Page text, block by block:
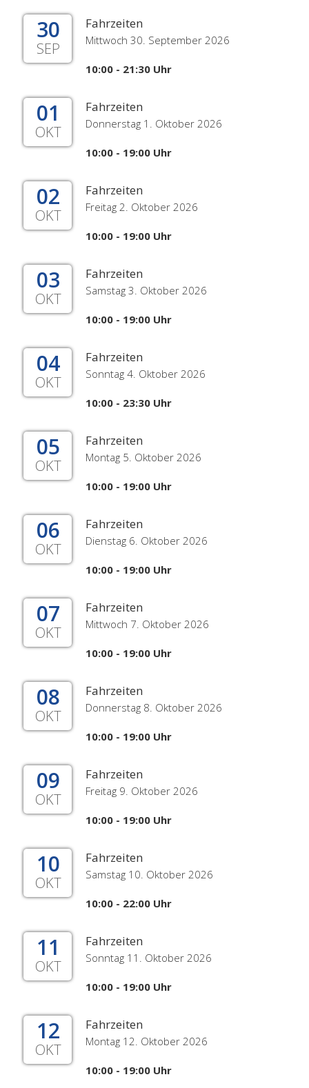
30
SEP
Fahrzeiten
Mittwoch 30. September 2026
10:00 - 21:30 Uhr
01
OKT
Fahrzeiten
Donnerstag 1. Oktober 2026
10:00 - 19:00 Uhr
02
OKT
Fahrzeiten
Freitag 2. Oktober 2026
10:00 - 19:00 Uhr
03
OKT
Fahrzeiten
Samstag 3. Oktober 2026
10:00 - 19:00 Uhr
04
OKT
Fahrzeiten
Sonntag 4. Oktober 2026
10:00 - 23:30 Uhr
05
OKT
Fahrzeiten
Montag 5. Oktober 2026
10:00 - 19:00 Uhr
06
OKT
Fahrzeiten
Dienstag 6. Oktober 2026
10:00 - 19:00 Uhr
07
OKT
Fahrzeiten
Mittwoch 7. Oktober 2026
10:00 - 19:00 Uhr
08
OKT
Fahrzeiten
Donnerstag 8. Oktober 2026
10:00 - 19:00 Uhr
09
OKT
Fahrzeiten
Freitag 9. Oktober 2026
10:00 - 19:00 Uhr
10
OKT
Fahrzeiten
Samstag 10. Oktober 2026
10:00 - 22:00 Uhr
11
OKT
Fahrzeiten
Sonntag 11. Oktober 2026
10:00 - 19:00 Uhr
12
OKT
Fahrzeiten
Montag 12. Oktober 2026
10:00 - 19:00 Uhr